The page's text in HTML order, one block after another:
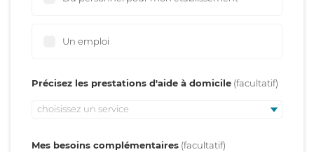
Un emploi
Précisez les prestations d'aide à domicile
choisissez un service
Mes besoins complémentaires